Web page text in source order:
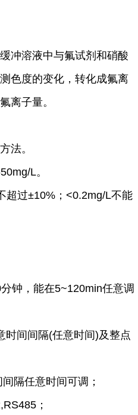
冲溶液中与氟试剂和硝酸
色度的变化，转化成氟离
离子量。
法。
L。
过±10%； <0.2mg/L不能
钟， 能在5~120min任意调
时间间隔(任意时间)及整点
隔任意时间可调；
；